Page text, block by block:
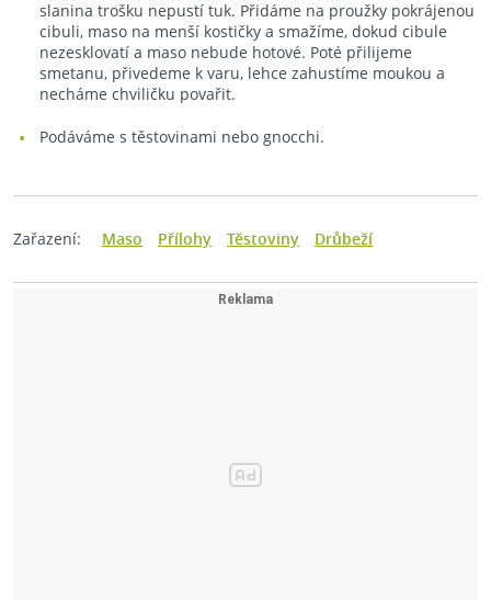
slanina trošku nepustí tuk. Přidáme na proužky pokrájenou
cibuli, maso na menší kostičky a smažíme, dokud cibule
nezesklovatí a maso nebude hotové. Poté přilijeme
smetanu, přivedeme k varu, lehce zahustíme moukou a
necháme chviličku povařit.
Podáváme s těstovinami nebo gnocchi.
Zařazení: Maso Přílohy Těstoviny Drůbeží